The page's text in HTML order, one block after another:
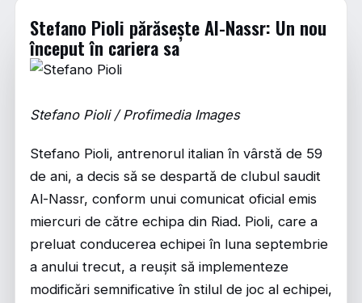
Stefano Pioli părăsește Al-Nassr: Un nou
început în cariera sa
Stefano Pioli / Profimedia Images
Stefano Pioli, antrenorul italian în vârstă de 59
de ani, a decis să se despartă de clubul saudit
Al-Nassr, conform unui comunicat oficial emis
miercuri de către echipa din Riad. Pioli, care a
preluat conducerea echipei în luna septembrie
a anului trecut, a reușit să implementeze
modificări semnificative în stilul de joc al echipei,